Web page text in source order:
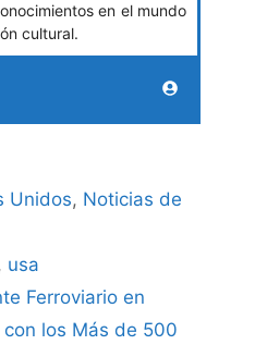
en el mundo
cultural.
Unidos, Noticias de
usa
Ferroviario en
con los Más de 500